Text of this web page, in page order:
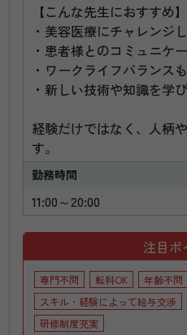
【こんな先生におすすめ】
・美容医療にチャレンジ
・患者様とのコミュニケ
・ワークライフバランス
・新しい技術や知識を学
経験だけではなく、人柄
す。
勤務時間
11:00～20:00
注目ポ
専門不問 転科OK
年齢不問
スキル・経験によって給与交渉
研修制度充実